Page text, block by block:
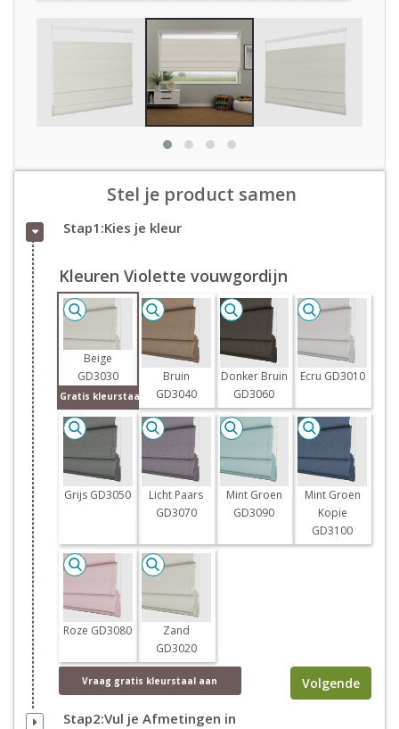
Stel je product samen
Stap1:Kies je kleur
Kleuren Violette vouwgordijn
Beige
GD3030
Gratis kleurstaal
Bruin
GD3040
Donker Bruin
GD3060
Ecru GD3010
Grijs GD3050
Licht Paars
GD3070
Mint Groen
GD3090
Mint Groen
Kopie
GD3100
Roze GD3080
Zand
GD3020
Vraag gratis kleurstaal aan Volgende
Stap2:Vul je Afmetingen in